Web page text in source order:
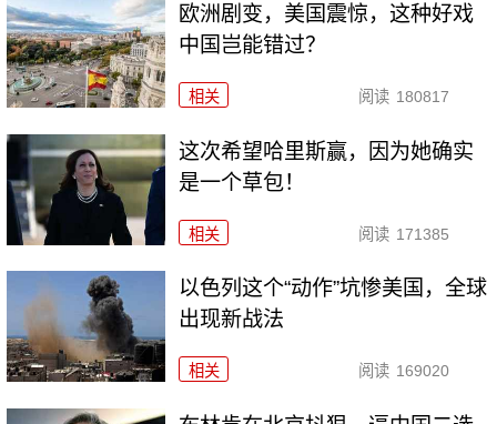
欧洲剧变，美国震惊，这种好戏
中国岂能错过？
相关 阅读 180817
这次希望哈里斯赢，因为她确实
是一个草包！
相关 阅读 171385
以色列这个“动作”坑惨美国，全球
出现新战法
相关 阅读 169020